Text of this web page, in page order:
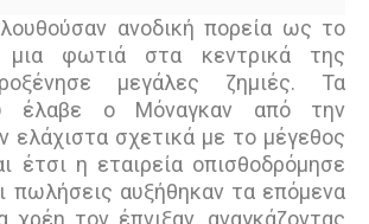
ανοδική πορεία ως το
µια φωτιά στα κεντρικά της
µεγάλες ζηµιές. Τα
έλαβε ο Μόναγκαν από την
ελάχιστα σχετικά µε το µέγεθος
έτσι η εταιρεία οπισθοδρόµησε
πωλήσεις αυξήθηκαν τα επόµενα
χρέη τον έπνιξαν, αναγκάζοντας